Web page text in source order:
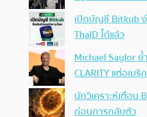
เปิดบัญชี Bitkub
ThaID ได้แล้ว
Michael Saylor
CLARITY แต่อเม
นักวิเคราะห์เตือน
ก่อนการกลับตัว